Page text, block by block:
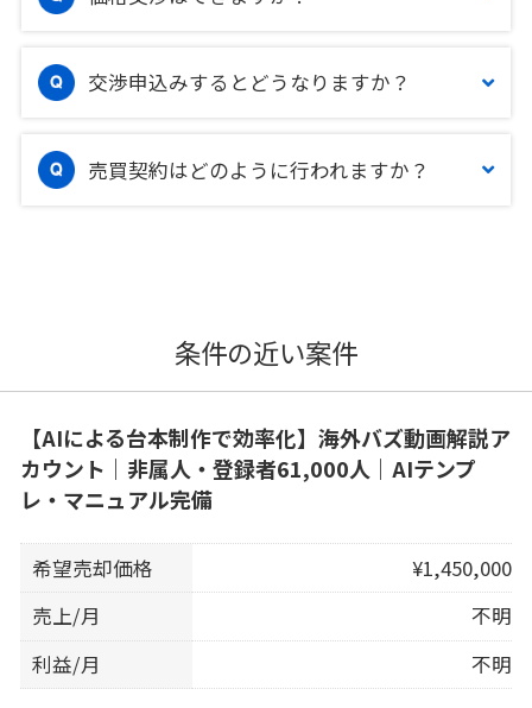
交渉申込みするとどうなりますか？
売買契約はどのように行われますか？
条件の近い案件
【AIによる台本制作で効率化】海外バズ動画解説ア
カウント｜非属人・登録者61,000人｜AIテンプ
レ・マニュアル完備
希望売却価格
¥1,450,000
売上/月
不明
利益/月
不明